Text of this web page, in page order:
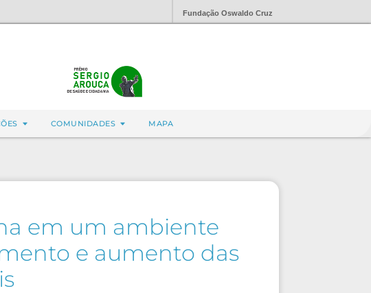
Fundação Oswaldo Cruz
COMUNIDADES MAPA
em um ambiente
e aumento das